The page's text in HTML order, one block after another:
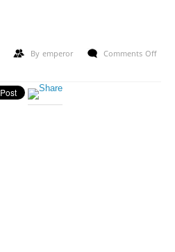
By emperor
Comments Off